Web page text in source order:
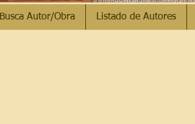
Busca Autor/Obra Listado de Autores